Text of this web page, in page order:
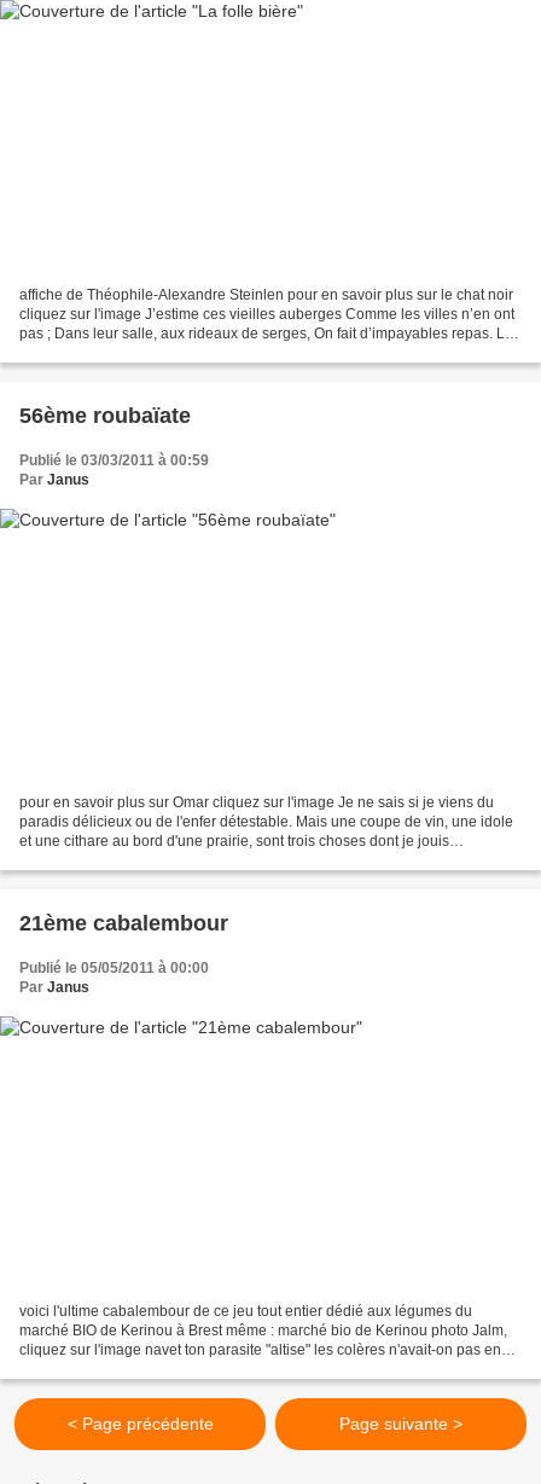
affiche de Théophile-Alexandre Steinlen pour en savoir plus sur le chat noir
cliquez sur l'image J’estime ces vieilles auberges Comme les villes n’en ont
pas ; Dans leur salle, aux rideaux de serges, On fait d’impayables repas. La
56ème roubaïate
Publié le 03/03/2011 à 00:59
Par Janus
pour en savoir plus sur Omar cliquez sur l'image Je ne sais si je viens du
paradis délicieux ou de l'enfer détestable. Mais une coupe de vin, une idole
et une cithare au bord d'une prairie, sont trois choses dont je jouis
21ème cabalembour
Publié le 05/05/2011 à 00:00
Par Janus
voici l'ultime cabalembour de ce jeu tout entier dédié aux légumes du
marché BIO de Kerinou à Brest même : marché bio de Kerinou photo Jalm,
cliquez sur l'image navet ton parasite "altise" les colères n'avait-on pas en
< Page précédente Page suivante >